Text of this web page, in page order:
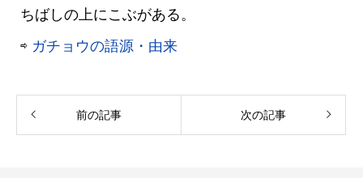
ちばしの上にこぶがある。
⇨ ガチョウの語源・由来
前の記事 次の記事